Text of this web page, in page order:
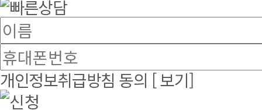
개인정보취급방침 동의 [ 보기]